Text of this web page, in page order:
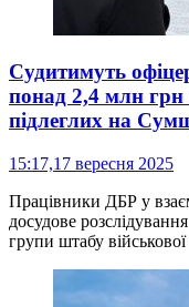
Судитимуть
понад 2,4 млн грн
підлеглих на
15:17,17 вересня 2025
Працівники ДБР у
досудове
групи штабу